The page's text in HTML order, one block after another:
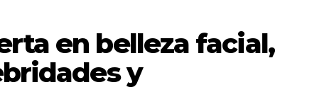
en belleza facial,
y